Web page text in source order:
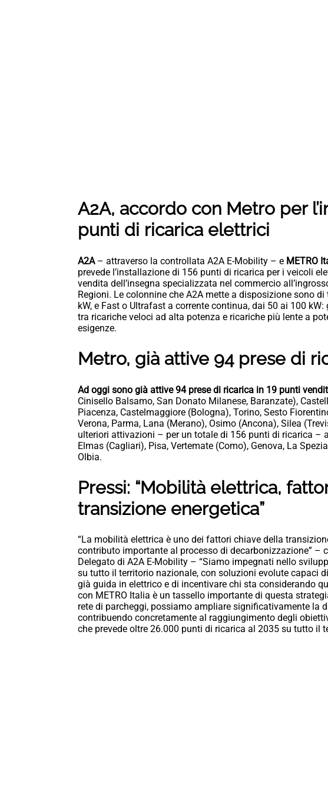
A2A, accordo con Metro per
punti di ricarica elettrici
A2A – attraverso la controllata A2A E-Mobility – e METRO
prevede l’installazione di 156 punti di ricarica per i veicoli
vendita dell’insegna specializzata nel commercio
Regioni. Le colonnine che A2A mette a disposizione sono
kW, e Fast o Ultrafast a corrente continua, dai 50 ai 100
tra ricariche veloci ad alta potenza e ricariche più lente a
esigenze.
Metro, già attive 94 prese di
Ad oggi sono già attive 94 prese di ricarica in 19 punti
Cinisello Balsamo, San Donato Milanese, Baranzate),
Piacenza, Castelmaggiore (Bologna), Torino, Sesto
Verona, Parma, Lana (Merano), Osimo (Ancona), Silea
ulteriori attivazioni – per un totale di 156 punti di ricarica –
Elmas (Cagliari), Pisa, Vertemate (Como), Genova, La
Olbia.
Pressi: “Mobilità elettrica,
transizione energetica”
“La mobilità elettrica è uno dei fattori chiave della
contributo importante al processo di decarbonizzazione” –
Delegato di A2A E-Mobility – “Siamo impegnati nello
su tutto il territorio nazionale, con soluzioni evolute capaci
già guida in elettrico e di incentivare chi sta considerando
con METRO Italia è un tassello importante di questa
rete di parcheggi, possiamo ampliare significativamente la
contribuendo concretamente al raggiungimento degli
che prevede oltre 26.000 punti di ricarica al 2035 su tutto il